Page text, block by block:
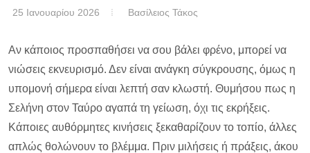
25 Ιανουαρίου 2026 Βασίλειος Τάκος
Αν κάποιος προσπαθήσει να σου βάλει φρένο, μπορεί να
νιώσεις εκνευρισμό. Δεν είναι ανάγκη σύγκρουσης, όμως η
υπομονή σήμερα είναι λεπτή σαν κλωστή. Θυμήσου πως η
Σελήνη στον Ταύρο αγαπά τη γείωση, όχι τις εκρήξεις.
Κάποιες αυθόρμητες κινήσεις ξεκαθαρίζουν το τοπίο, άλλες
απλώς θολώνουν το βλέμμα. Πριν μιλήσεις ή πράξεις, άκου